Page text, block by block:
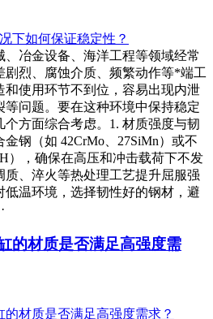
、冶金设备、海洋工程等领域经常
剧烈、腐蚀介质、频繁动作等*端工
和使用环节不到位，容易出现内泄
等问题。要在这种环境中保持稳定
方面综合考虑。1. 材质强度与韧
钢（如 42CrMo、27SiMn）或不
），确保在高压和冲击载荷下不发
质、淬火等热处理工艺提升屈服强
低温环境，选择韧性好的钢材，避
的材质是否满足高强度需